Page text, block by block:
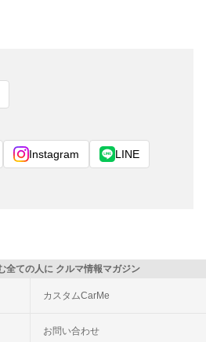
Instagram LINE
全ての人に クルマ情報マガジン
カスタムCarMe
お問い合わせ